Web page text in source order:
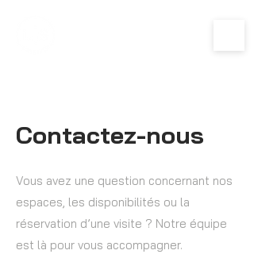
Contactez-nous
Vous avez une question concernant nos
espaces, les disponibilités ou la
réservation d’une visite ? Notre équipe
est là pour vous accompagner.